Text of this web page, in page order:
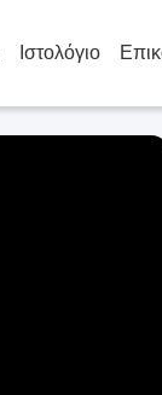
Ιστολόγιο